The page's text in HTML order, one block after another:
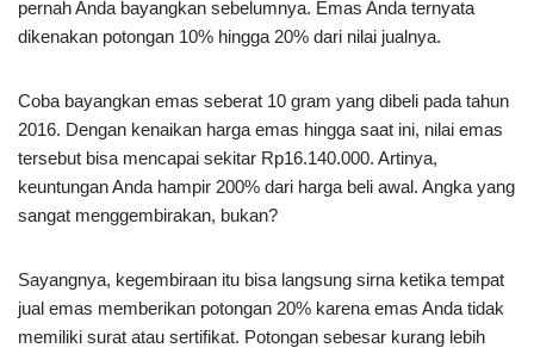
pernah Anda bayangkan sebelumnya. Emas Anda ternyata
dikenakan potongan 10% hingga 20% dari nilai jualnya.
Coba bayangkan emas seberat 10 gram yang dibeli pada tahun
2016. Dengan kenaikan harga emas hingga saat ini, nilai emas
tersebut bisa mencapai sekitar Rp16.140.000. Artinya,
keuntungan Anda hampir 200% dari harga beli awal. Angka yang
sangat menggembirakan, bukan?
Sayangnya, kegembiraan itu bisa langsung sirna ketika tempat
jual emas memberikan potongan 20% karena emas Anda tidak
memiliki surat atau sertifikat. Potongan sebesar kurang lebih